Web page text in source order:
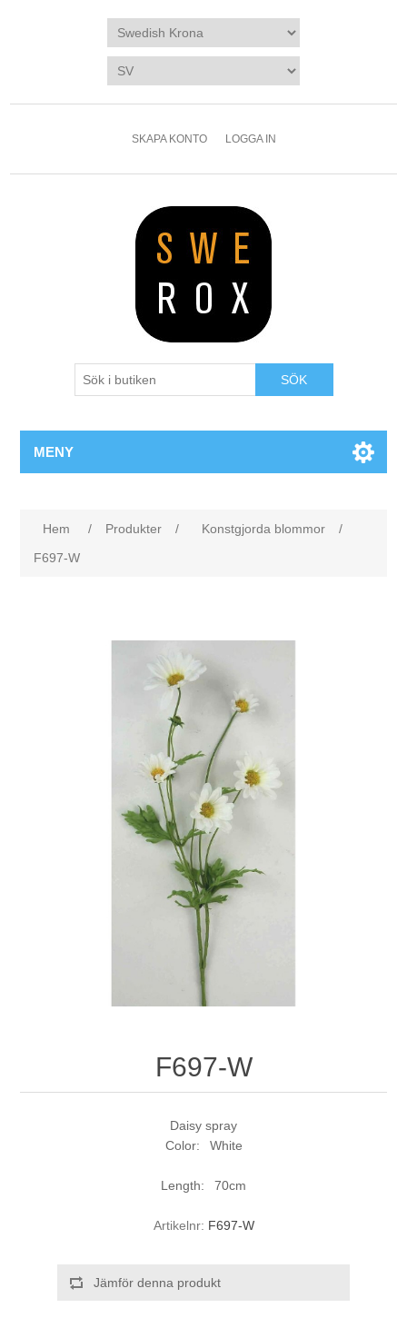
SKAPA KONTO LOGGA IN
SÖK
MENY
Hem / Produkter / Konstgjorda blommor
/
F697-W
F697-W
Daisy spray
Color: White
Length: 70cm
Artikelnr: F697-W
Jämför denna produkt